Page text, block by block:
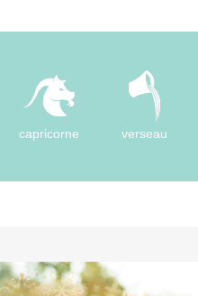
capricorne verseau